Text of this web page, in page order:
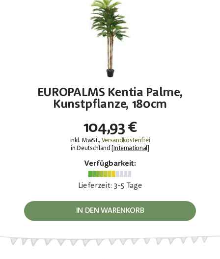
EUROPALMS Kentia Palme,
Kunstpflanze, 180cm
104,93 €
inkl. MwSt., Versandkostenfrei
in Deutschland [
International
Verfügbarkeit:
Lieferzeit: 3-5 Tage
IN DEN WARENKORB